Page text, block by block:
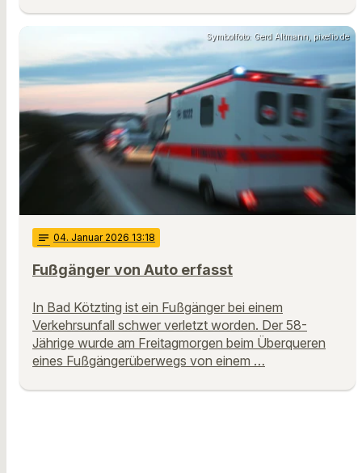
Symbolfoto: Gerd Altmann, pixelio.de
notes 04. Januar 2026 13:18
Fußgänger von Auto erfasst
In Bad Kötzting ist ein Fußgänger bei einem
Verkehrsunfall schwer verletzt worden. Der 58-
Jährige wurde am Freitagmorgen beim Überqueren
eines Fußgängerüberwegs von einem …